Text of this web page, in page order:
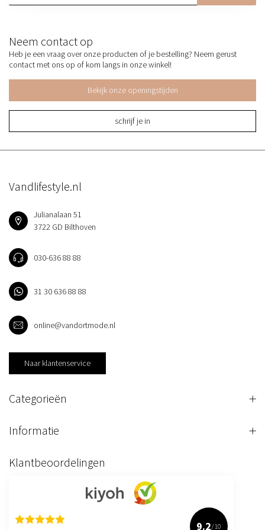
Neem contact op
Heb je een vraag over onze producten of je bestelling? Neem gerust
contact met ons op of kom langs in onze winkel!
Bekijk onze openingstijden
schrijf je in
Vandlifestyle.nl
Julianalaan 51
3722 GD Bilthoven
030-636 88 88
31 30 636 88 88
online@vandortmode.nl
Naar klantenservice
Categorieën
Informatie
Klantbeoordelingen
9.2/10